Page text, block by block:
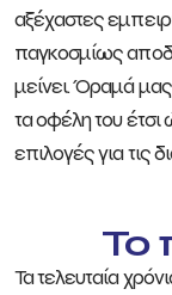
αξέχαστες
παγκοσμίως
μείνει. Όραμά μας
τα οφέλη του έτσι
επιλογές για τις
Το
Τα τελευταία